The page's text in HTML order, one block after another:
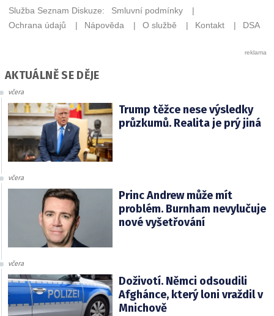
AKTUÁLNĚ SE DĚJE
včera
Trump těžce nese výsledky
průzkumů. Realita je prý jiná
včera
Princ Andrew může mít
problém. Burnham nevylučuje
nové vyšetřování
včera
Doživotí. Němci odsoudili
Afghánce, který loni vraždil v
Mnichově